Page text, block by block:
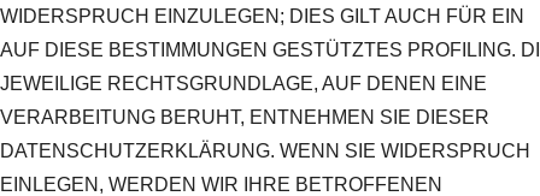
WIDERSPRUCH EINZULEGEN; DIES GILT AUCH FÜR EIN
AUF DIESE BESTIMMUNGEN GESTÜTZTES PROFILING.
JEWEILIGE RECHTSGRUNDLAGE, AUF DENEN EINE
VERARBEITUNG BERUHT, ENTNEHMEN SIE DIESER
DATENSCHUTZERKLÄRUNG. WENN SIE WIDERSPRUCH
EINLEGEN, WERDEN WIR IHRE BETROFFENEN